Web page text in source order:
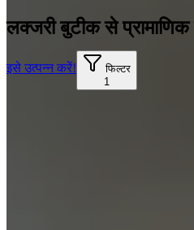
लक्जरी बुटीक से प्रामाणिक
इसे उत्पन्न करें!
फिल्टर
1